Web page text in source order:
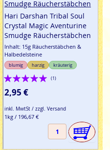
Smudge Räucherstäbchen
Hari Darshan Tribal Soul
Crystal Magic Aventurine
Smudge Räucherstäbchen
Inhalt: 15g Räucherstäbchen &
Halbedelsteine
blumig harzig kräuterig
Bewertung:
100%
(1)
2,95 €
inkl. MwtSt / zzgl. Versand
1kg / 196,67 €